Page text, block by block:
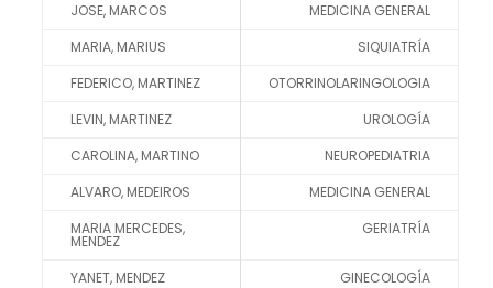
JOSE, MARCOS
MEDICINA GENERAL
MARIA, MARIUS
SIQUIATRÍA
FEDERICO, MARTINEZ
OTORRINOLARINGOLOGIA
LEVIN, MARTINEZ
UROLOGÍA
CAROLINA, MARTINO
NEUROPEDIATRIA
ALVARO, MEDEIROS
MEDICINA GENERAL
MARIA MERCEDES,
MENDEZ
GERIATRÍA
YANET, MENDEZ
GINECOLOGÍA